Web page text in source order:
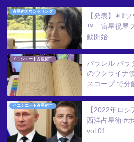
占星術カウンセリング
【発表】✶☤
™ 宙星祝屋
動開始
イニシエート占星術™
パラレル パラ
のウクライナ
スコープ で分
イニシエート占星術™
【2022年ロ
西洋占星術 #
vol.01